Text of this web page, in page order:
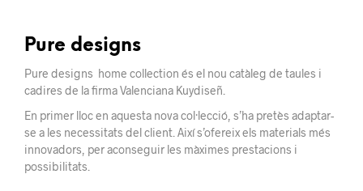
Pure designs
Pure designs home collection és el nou catàleg de taules i
cadires de la firma Valenciana Kuydiseñ.
En primer lloc en aquesta nova col·lecció, s’ha pretès adaptar-
se a les necessitats del client. Així s’ofereix els materials més
innovadors, per aconseguir les màximes prestacions i
possibilitats.